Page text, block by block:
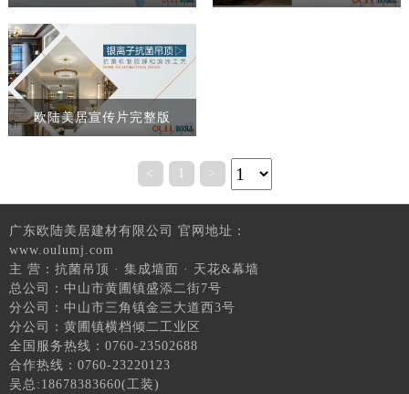
欧陆美居宣传片完整版
< >
广东欧陆美居建材有限公司 官网地址：
www.oulumj.com
主 营：抗菌吊顶 · 集成墙面 · 天花&幕墙
总公司：中山市黄圃镇盛添二街7号
分公司：中山市三角镇金三大道西3号
分公司：黄圃镇横档倾二工业区
全国服务热线：0760-23502688
合作热线：0760-23220123
吴总:18678383660(工装)